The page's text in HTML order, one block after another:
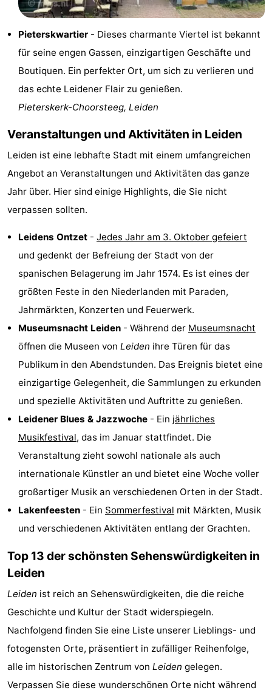
Zandvoort
Südholland
-
Hollands
Duin
Noordwijk
Scheveningen
-
Den
-
Rockanje
Wetter
Kontakt
Pieterskwartier - Dieses charmante Viertel ist bekannt
für seine engen Gassen, einzigartigen Geschäfte und
Boutiquen. Ein perfekter Ort, um sich zu verlieren und
das echte Leidener Flair zu genießen.
Pieterskerk-Choorsteeg, Leiden
Veranstaltungen und Aktivitäten in Leiden
Leiden ist eine lebhafte Stadt mit einem umfangreichen
Angebot an Veranstaltungen und Aktivitäten das ganze
Jahr über. Hier sind einige Highlights, die Sie nicht
verpassen sollten.
Leidens Ontzet - Jedes Jahr am 3. Oktober gefeiert
und gedenkt der Befreiung der Stadt von der
spanischen Belagerung im Jahr 1574. Es ist eines der
größten Feste in den Niederlanden mit Paraden,
Jahrmärkten, Konzerten und Feuerwerk.
Museumsnacht Leiden - Während der Museumsnacht
öffnen die Museen von Leiden ihre Türen für das
Publikum in den Abendstunden. Das Ereignis bietet eine
einzigartige Gelegenheit, die Sammlungen zu erkunden
und spezielle Aktivitäten und Auftritte zu genießen.
Leidener Blues & Jazzwoche - Ein jährliches
Musikfestival, das im Januar stattfindet. Die
Veranstaltung zieht sowohl nationale als auch
internationale Künstler an und bietet eine Woche voller
großartiger Musik an verschiedenen Orten in der Stadt.
Lakenfeesten - Ein Sommerfestival mit Märkten, Musik
und verschiedenen Aktivitäten entlang der Grachten.
Top 13 der schönsten Sehenswürdigkeiten in
Leiden
Leiden ist reich an Sehenswürdigkeiten, die die reiche
Geschichte und Kultur der Stadt widerspiegeln.
Nachfolgend finden Sie eine Liste unserer Lieblings- und
fotogensten Orte, präsentiert in zufälliger Reihenfolge,
alle im historischen Zentrum von Leiden gelegen.
Verpassen Sie diese wunderschönen Orte nicht während